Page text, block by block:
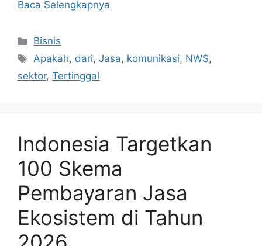
Baca Selengkapnya
Kategori
Bisnis
Tag
Apakah, dari,Jasa, komunikasi, NWS,
sektor, Tertinggal
Indonesia Targetkan
100 Skema
Pembayaran Jasa
Ekosistem di Tahun